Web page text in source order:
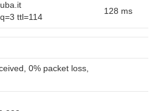
ttl=114
128 ms
0% packet loss,